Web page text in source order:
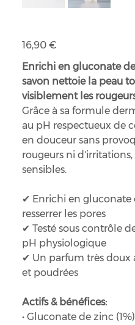
Prix
16,90 €
Enrichi en gluconate
savon nettoie la peau
visiblement les
Grâce à sa formule
au pH respectueux de
en douceur sans
rougeurs ni
sensibles.
✔ Enrichi en gluconate
resserrer les pores
✔ Testé sous contrôle
pH physiologique
✔ Un parfum très doux
et poudrées
Actifs & bénéfices:
• Gluconate de zinc